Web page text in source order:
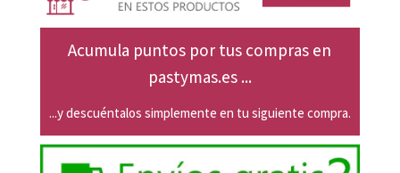
Acumula puntos por tus compras en
pastymas.es ...
...y descuéntalos simplemente en tu siguiente compra.